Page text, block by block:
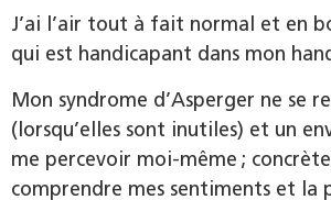
J’ai l’air tout à fait normal et en
qui est handicapant dans mon
Mon syndrome d’Asperger ne se
(lorsqu’elles sont inutiles) et un
me percevoir moi-même ;
comprendre mes sentiments et